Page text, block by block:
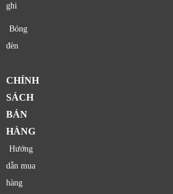
ghi
Bóng
đèn
CHÍNH
SÁCH
BÁN
HÀNG
Hướng
dẫn mua
hàng